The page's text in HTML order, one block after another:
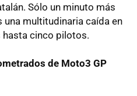
Sólo un minuto más
multitudinaria caída en
hasta cinco pilotos.
de Moto3 GP